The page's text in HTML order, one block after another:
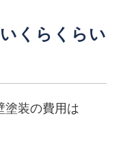
くらくらい
塗装の費用は